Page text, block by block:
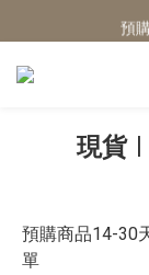
預
預
現貨
預購商品14-30
單